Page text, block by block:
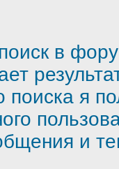
в
поиска я
и